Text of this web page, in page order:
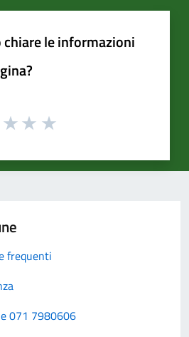
chiare le informazioni
frequenti
071 7980606